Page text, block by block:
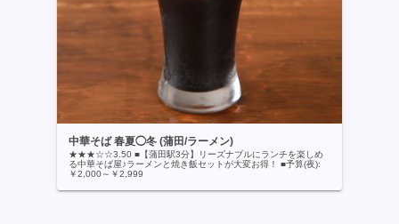
中華そば 春夏◯冬 (蒲田/ラーメン)
★★★☆☆3.50 ■【蒲田駅3分】リーズナブルにランチを楽しめ
る中華そば屋♪ラーメンと焼き飯セットが大変お得！ ■予算(夜):
￥2,000～￥2,999